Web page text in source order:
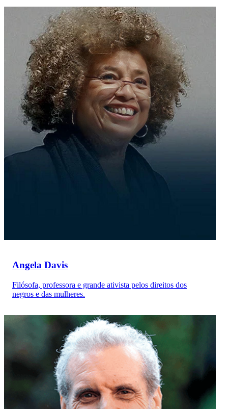
Angela Davis
Filósofa, professora e grande ativista pelos direitos dos
negros e das mulheres.